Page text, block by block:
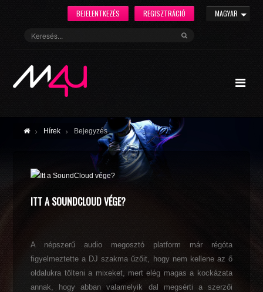
MAGYAR
REGISZTRÁCIÓ
BEJELENTKEZÉS
Hírek Bejegyzés
ITT A SOUNDCLOUD VÉGE?
A népszerű audio megosztó platform már régóta
figyelmeztette a DJ szakma űzőit, hogy nem kellene az ő
oldalukra tölteni a mixeket, mert elég magas a kockázata
annak, hogy abban valamelyik dal megsérti a szerzői